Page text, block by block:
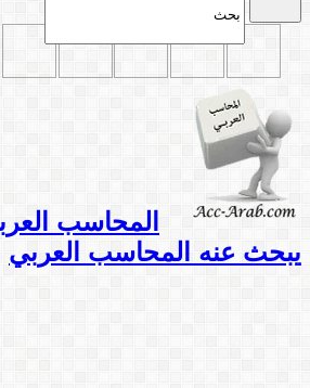
المحاسب
يبحث عنه المحاسب العربي